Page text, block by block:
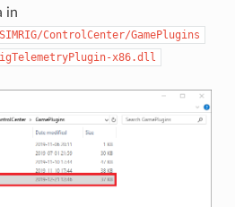
in
SIMRIG/ControlCenter/GamePlugins
x86.dll